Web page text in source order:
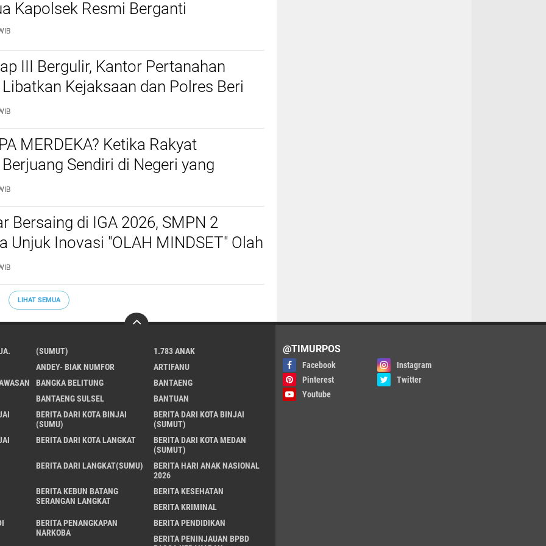
Kapolsek Resmi Berganti
III Bergulir, Kantor Pertanahan
Kejaksaan dan Polres Beri
di 17 Desa
MERDEKA? Ketika Rakyat
Sendiri di Negeri yang
Bersaing di IGA 2026, SMPN 2
Unjuk Inovasi "OLAH MINDSET" Olah
Media Pembelajaran
LIHAT SEMUA
(SUMUT)
1.783 ANAK
ANDEY- BIAK NUMFOR
ARTIFANU
BANGKA BELITUNG
BANTAENG
BANTAENG SULSEL
BANTUAN
BERITA DARI KOTA BINJAI
(SUMU)
BERITA DARI KOTA BINJAI
(SUMUT)
BERITA DARI KOTA LANGKAT
BERITA DARI KOTA MEDAN
(SUMUT)
BERITA DARI LANGKAT(SUMU)
BERITA HARI ANAK NASIONAL
2026
BERITA KEBUN BATANG
SERANGAN LANGKAT
BERITA KESEHATAN
BERITA KRIMINAL
BERITA PENANGKAPAN
NARKOBA
BERITA PENDIDIKAN
BERITA PENINJAUAN BPBD
@TIMURPOS
Facebook
Instagram
Pinterest
Twitter
Youtube